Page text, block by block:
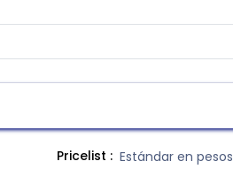
Pricelist : Estándar en pesos